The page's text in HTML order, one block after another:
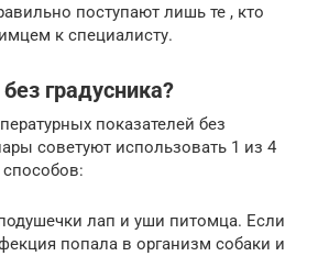
поступают лишь те , кто
к специалисту.
градусника?
показателей без
советуют использовать 1 из 4
лап и уши питомца. Если
попала в организм собаки и